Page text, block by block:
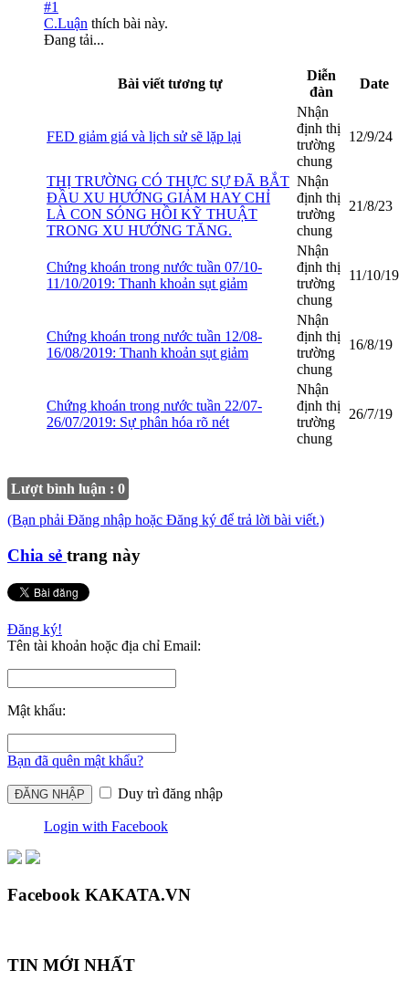
#1
C.Luận thích bài này.
Đang tải...
Bài viết tương tự
Diễn
đàn
Date
FED giảm giá và lịch sử sẽ lặp lại
Nhận
định thị
trường
chung
12/9/24
THỊ TRƯỜNG CÓ THỰC SỰ ĐÃ BẮT
ĐẦU XU HƯỚNG GIẢM HAY CHỈ
LÀ CON SÓNG HỒI KỸ THUẬT
TRONG XU HƯỚNG TĂNG.
Nhận
định thị
trường
chung
21/8/23
Chứng khoán trong nước tuần 07/10-
11/10/2019: Thanh khoản sụt giảm
Nhận
định thị
trường
chung
11/10/19
Chứng khoán trong nước tuần 12/08-
16/08/2019: Thanh khoản sụt giảm
Nhận
định thị
trường
chung
16/8/19
Chứng khoán trong nước tuần 22/07-
26/07/2019: Sự phân hóa rõ nét
Nhận
định thị
trường
chung
26/7/19
Lượt bình luận : 0
(Bạn phải Đăng nhập hoặc Đăng ký để trả lời bài viết.)
Chia sẻ trang này
Đăng ký!
Tên tài khoản hoặc địa chỉ Email:
Mật khẩu:
Bạn đã quên mật khẩu?
Duy trì đăng nhập
Login with Facebook
Facebook KAKATA.VN
TIN MỚI NHẤT